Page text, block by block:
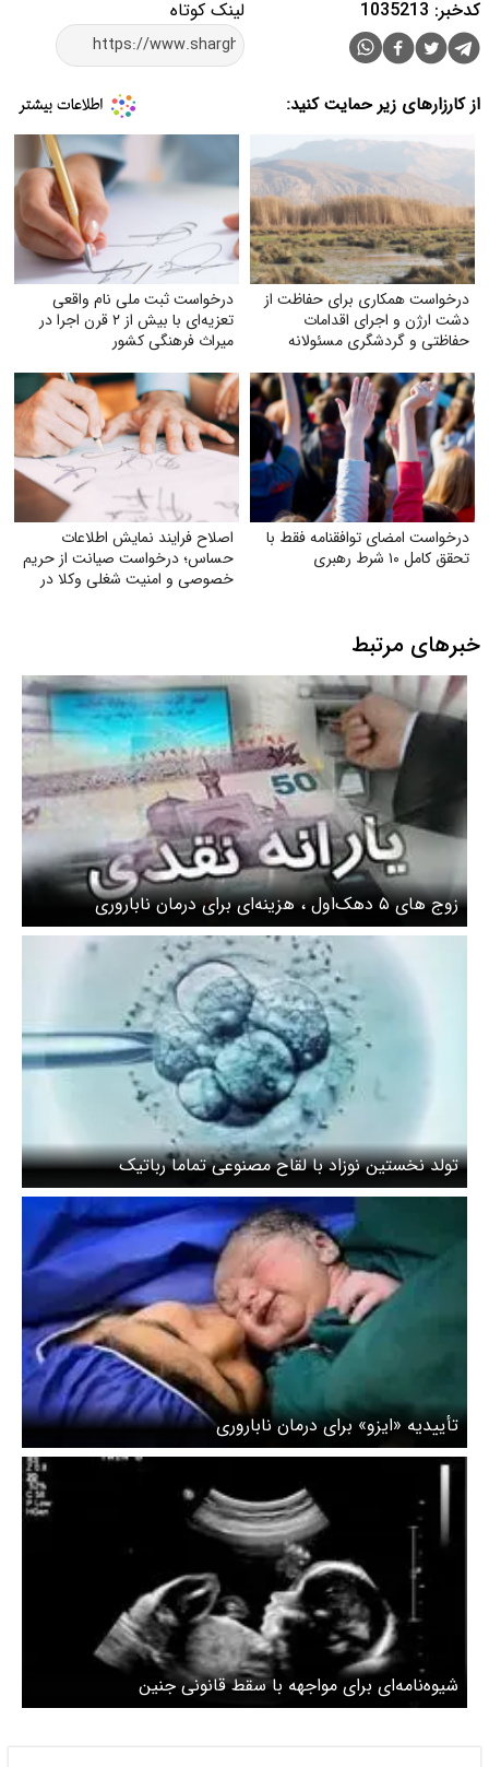
لینک کوتاه کدخبر: 1035213
از کارزارهای زیر حمایت کنید:
درخواست همکاری برای حفاظت از
دشت ارژن و اجرای اقدامات
حفاظتی و گردشگری مسئولانه
درخواست ثبت ملی نام واقعی
تعزیه‌ای با بیش از ۲ قرن اجرا در
میراث فرهنگی کشور
درخواست امضای توافقنامه فقط با
تحقق کامل ۱۰ شرط رهبری
اصلاح فرایند نمایش اطلاعات
حساس؛ درخواست صیانت از حریم
خصوصی و امنیت شغلی وکلا در
خبرهای مرتبط
زوج های ۵ دهک‌اول ، هزینه‌ای برای درمان ناباروری
نمی‌پردازند + ویدیو
تولد نخستین نوزاد با لقاح مصنوعی تماما رباتیک
تأییدیه‌ «ایزو» برای درمان ناباروری
شیوه‌نامه‌ای برای مواجهه با سقط قانونی جنین